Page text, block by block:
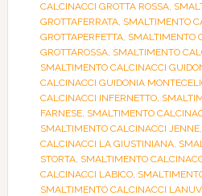
CALCINACCI GROTTA ROSSA,
GROTTAFERRATA, SMALTIMENTO
GROTTAPERFETTA, SMALTIMENTO
GROTTAROSSA, SMALTIMENTO
SMALTIMENTO CALCINACCI
CALCINACCI GUIDONIA
CALCINACCI INFERNETTO,
FARNESE, SMALTIMENTO
SMALTIMENTO CALCINACCI JENNE,
CALCINACCI LA GIUSTINIANA,
STORTA, SMALTIMENTO
CALCINACCI LABICO,
SMALTIMENTO CALCINACCI